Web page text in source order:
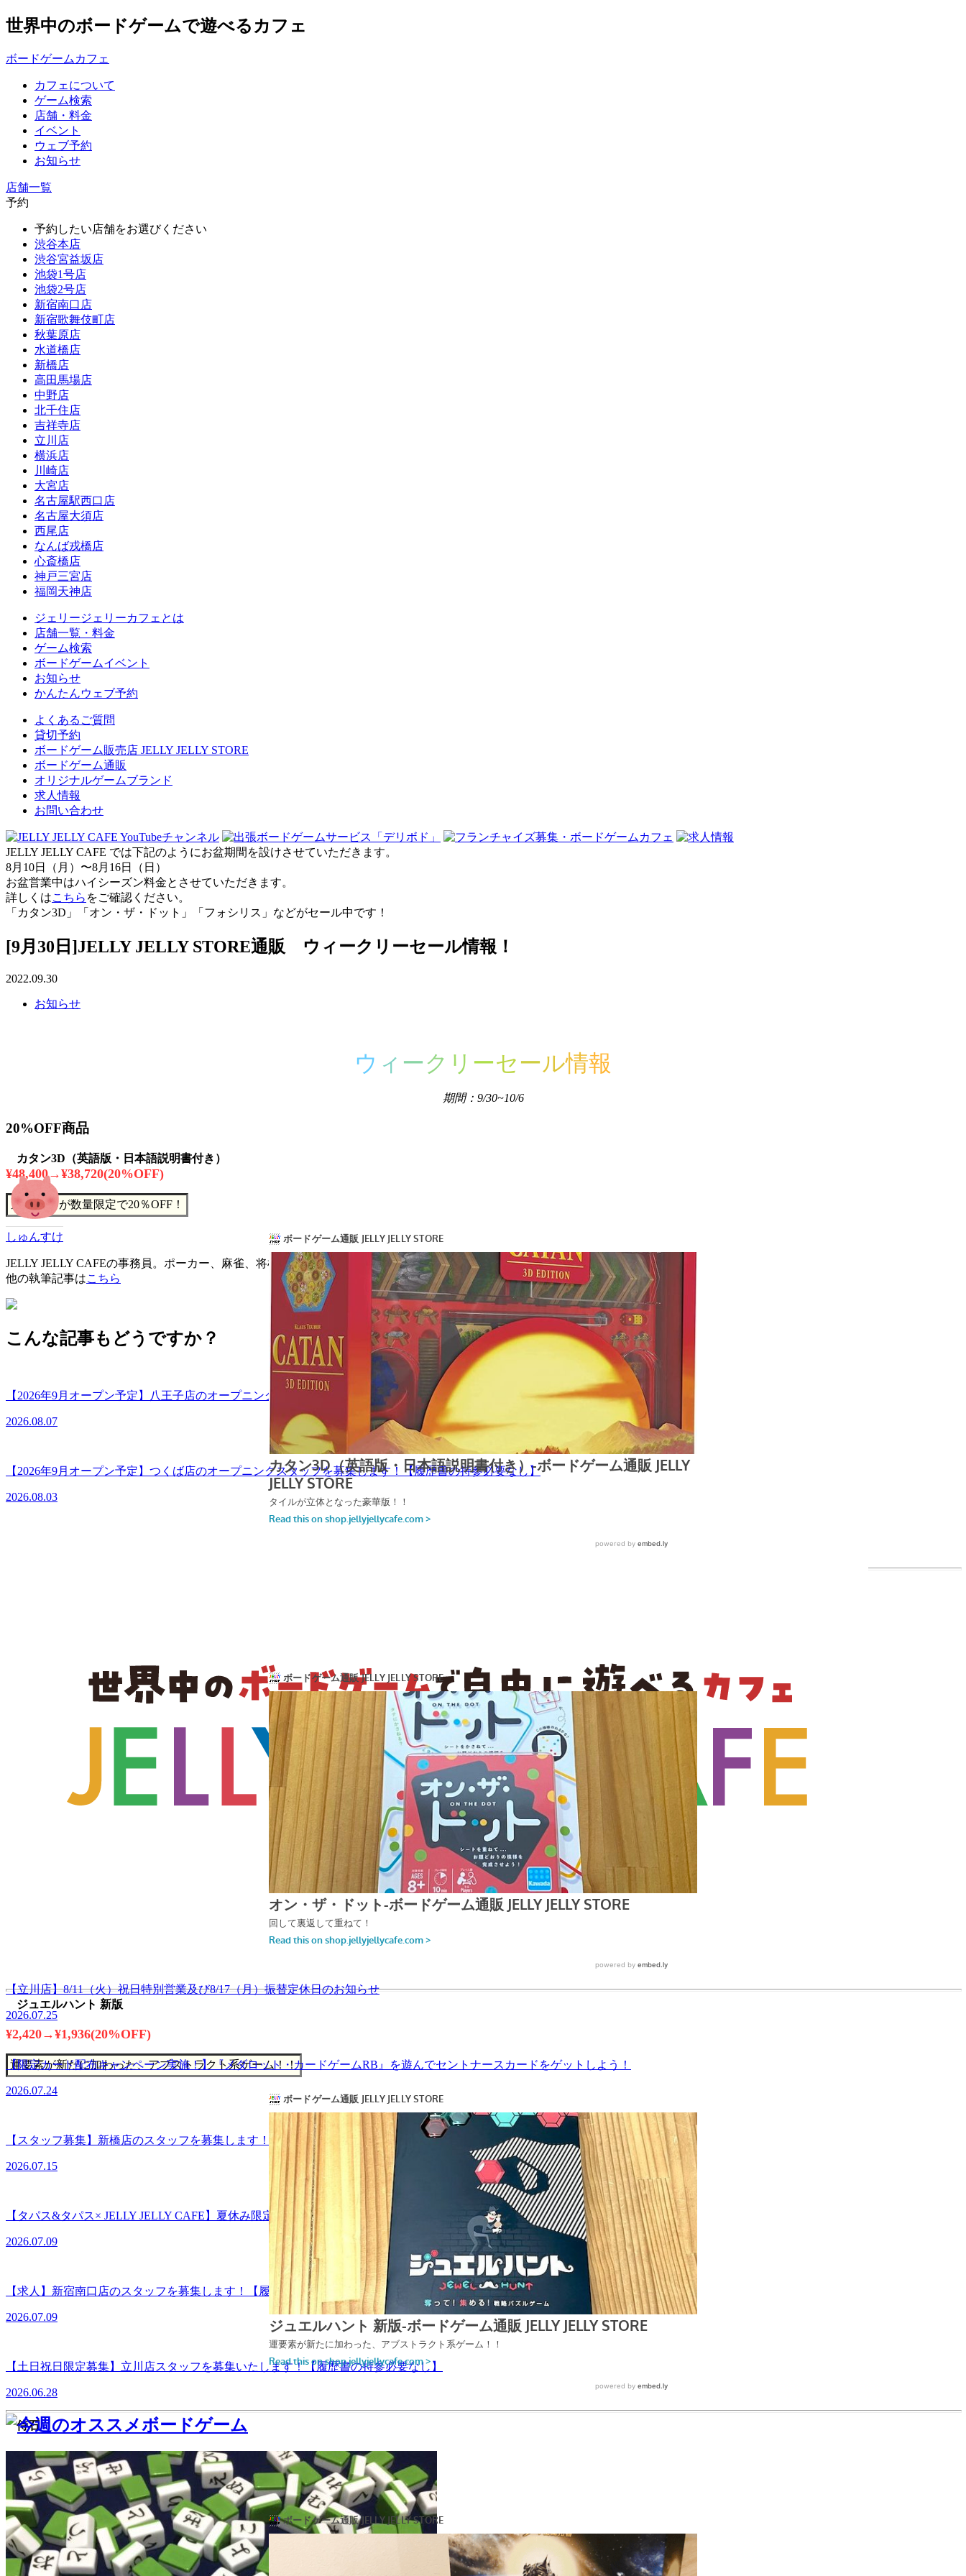
世界中のボードゲームで遊べるカフェ
ボードゲームカフェ
カフェについて
ゲーム検索
店舗・料金
イベント
ウェブ予約
お知らせ
店舗一覧
予約
予約したい店舗をお選びください
渋谷本店
渋谷宮益坂店
池袋1号店
池袋2号店
新宿南口店
新宿歌舞伎町店
秋葉原店
水道橋店
新橋店
高田馬場店
中野店
北千住店
吉祥寺店
立川店
横浜店
川崎店
大宮店
名古屋駅西口店
名古屋大須店
西尾店
なんば戎橋店
心斎橋店
神戸三宮店
福岡天神店
ジェリージェリーカフェとは
店舗一覧・料金
ゲーム検索
ボードゲームイベント
お知らせ
かんたんウェブ予約
よくあるご質問
貸切予約
ボードゲーム販売店 JELLY JELLY STORE
ボードゲーム通販
オリジナルゲームブランド
求人情報
お問い合わせ
JELLY JELLY CAFE では下記のようにお盆期間を設けさせていただきます。
8月10日（月）〜8月16日（日）
お盆営業中はハイシーズン料金とさせていただきます。
詳しくはこちら をご確認ください。
「カタン3D」「オン・ザ・ドット」「フォシリス」などがセール中です！
[9月30日]JELLY JELLY STORE通販 ウィークリーセール情報！
2022.09.30
お知らせ
ウ ィ ーク リ ーセール情報
期間：9/30~10/6
20%OFF商品
カタン3D（英語版・日本語説明書付き）
¥48,400→¥38,720(20%OFF)
カタン3Dが数量限定で20％OFF！
ジュエルハント 新版
¥2,420→¥1,936(20%OFF)
運要素が新たに加わった、アブストラクト系ゲーム！！
侍石
¥2,860→¥2,288(20%OFF)
磁石をうまくはめこむことができるかな？？
しゅんすけ
JELLY JELLY CAFEの事務員。ポーカー、麻雀、将棋が好きです。とにかく頑張ります。
他の執筆記事はこちら
こんな記事もどうですか？
【2026年9月オープン予定】八王子店のオープニングスタッフを募集します！【履歴書の持参必要なし】
2026.08.07
【2026年9月オープン予定】つくば店のオープニングスタッフを募集します！【履歴書の持参必要なし】
2026.08.03
【立川店】8/11（火）祝日特別営業及び8/17（月）振替定休日のお知らせ
2026.07.25
【限定カード配布キャンペーン実施！】『メダロット・カードゲームRB』を遊んでセントナースカードをゲットしよう！
2026.07.24
【スタッフ募集】新橋店のスタッフを募集します！【履歴書の持参必要なし】
2026.07.15
【タパス&タパス× JELLY JELLY CAFE】夏休み限定！レシート割キャンペーン！
2026.07.09
【求人】新宿南口店のスタッフを募集します！【履歴書の持参不要】
2026.07.09
【土日祝日限定募集】立川店スタッフを募集いたします！【履歴書の持参必要なし】
2026.06.28